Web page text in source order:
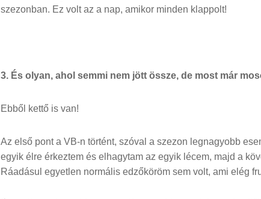
szezonban. Ez volt az a nap, amikor minden klappolt!
3. És olyan, ahol semmi nem jött össze, de most már
Ebből kettő is van!
Az első pont a VB-n történt, szóval a szezon legnagyobb
egyik élre érkeztem és elhagytam az egyik lécem, majd a
Ráadásul egyetlen normális edzőköröm sem volt, ami elég